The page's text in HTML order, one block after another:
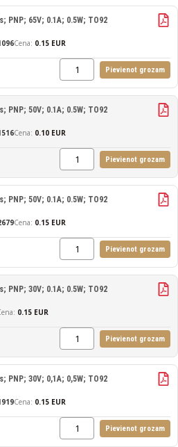
65V; 0.1A; 0.5W; TO92
Cena: 0.15 EUR
Pievienot grozam
50V; 0.1A; 0.5W; TO92
Cena: 0.10 EUR
Pievienot grozam
50V; 0.1A; 0.5W; TO92
Cena: 0.15 EUR
Pievienot grozam
30V; 0.1A; 0.5W; TO92
0.15 EUR
Pievienot grozam
30V; 0,1A; 0,5W; TO92
Cena: 0.15 EUR
Pievienot grozam